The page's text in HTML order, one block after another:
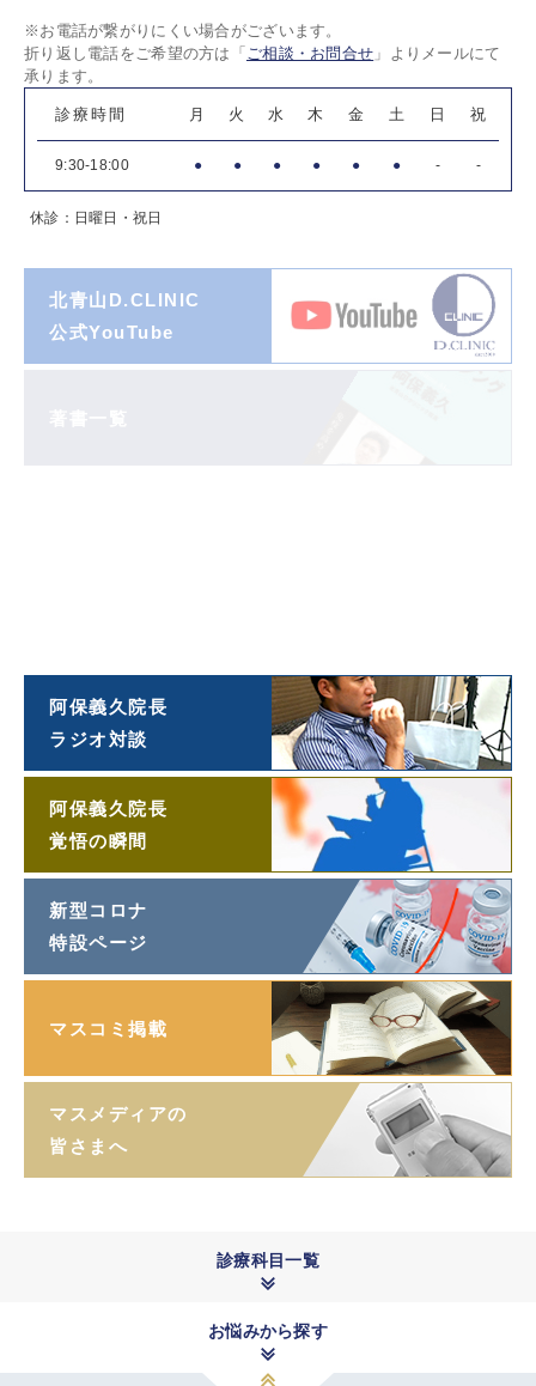
※お電話が繋がりにくい場合がございます。
折り返し電話をご希望の方は「 ご相談・お問合せ 」よりメールにて
承ります。
診療時間 月 火 水 木 金 土 日 祝
9:30-18:00 ● ● ● ● ● ● - -
休診：日曜日・祝日
北青山D.CLINIC
公式YouTube
阿保義久院長
ラジオ対談
阿保義久院長
覚悟の瞬間
新型コロナ
特設ページ
マスコミ掲載
マスメディアの
皆さまへ
診療科目一覧
お悩みから探す